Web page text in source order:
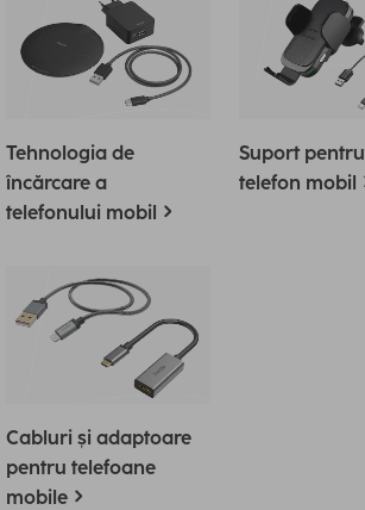
Tehnologia de
încărcare a
telefonului mobil
Suport pentru
telefon mobil
Cabluri și adaptoare
pentru telefoane
mobile